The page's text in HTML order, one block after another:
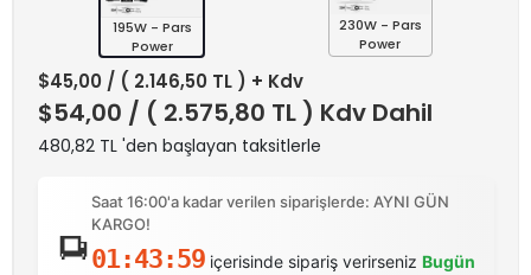
195W - Pars
Power
230W - Pars
Power
$45,00 / ( 2.146,50 TL ) + Kdv
$54,00 / ( 2.575,80 TL ) Kdv Dahil
480,82 TL 'den başlayan taksitlerle
Saat 16:00'a kadar verilen siparişlerde: AYNI GÜN
KARGO!
01:43:58içerisinde sipariş verirseniz Bugün